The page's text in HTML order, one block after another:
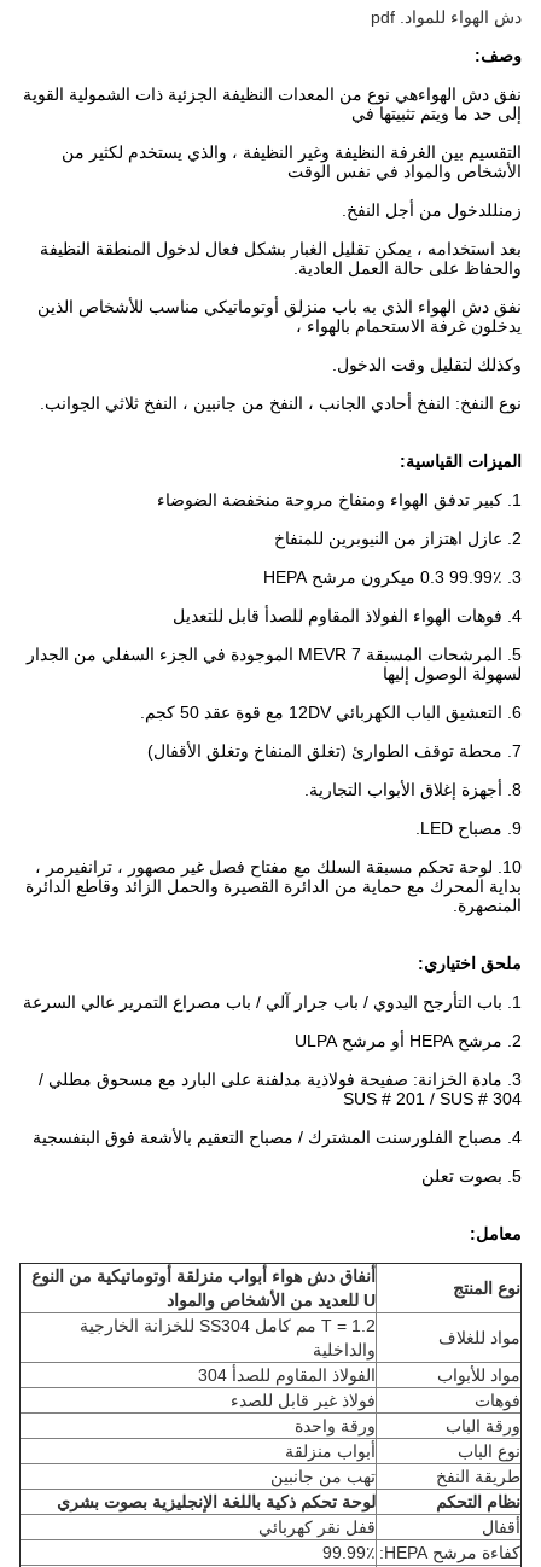
دش الهواء للمواد. pdf
وصف:
نفق دش الهواءهي نوع من المعدات النظيفة الجزئية ذات الشمولية القوية
إلى حد ما ويتم تثبيتها في
التقسيم بين الغرفة النظيفة وغير النظيفة ، والذي يستخدم لكثير من
الأشخاص والمواد في نفس الوقت
زمنللدخول من أجل النفخ.
بعد استخدامه ، يمكن تقليل الغبار بشكل فعال لدخول المنطقة النظيفة
والحفاظ على حالة العمل العادية.
نفق دش الهواء الذي به باب منزلق أوتوماتيكي مناسب للأشخاص الذين
يدخلون غرفة الاستحمام بالهواء ،
وكذلك لتقليل وقت الدخول.
نوع النفخ: النفخ أحادي الجانب ، النفخ من جانبين ، النفخ ثلاثي الجوانب.
الميزات القياسية:
1. كبير تدفق الهواء ومنفاخ مروحة منخفضة الضوضاء
2. عازل اهتزاز من النيوبرين للمنفاخ
3. 99.99٪ 0.3 ميكرون مرشح HEPA
4. فوهات الهواء الفولاذ المقاوم للصدأ قابل للتعديل
5. المرشحات المسبقة MEVR 7 الموجودة في الجزء السفلي من الجدار
لسهولة الوصول إليها
6. التعشيق الباب الكهربائي 12DV مع قوة عقد 50 كجم.
7. محطة توقف الطوارئ (تغلق المنفاخ وتغلق الأقفال)
8. أجهزة إغلاق الأبواب التجارية.
9. مصباح LED.
10. لوحة تحكم مسبقة السلك مع مفتاح فصل غير مصهور ، ترانفيرمر ،
بداية المحرك مع حماية من الدائرة القصيرة والحمل الزائد وقاطع الدائرة
المنصهرة.
ملحق اختياري:
1. باب التأرجح اليدوي / باب جرار آلي / باب مصراع التمرير عالي السرعة
2. مرشح HEPA أو مرشح ULPA
3. مادة الخزانة: صفيحة فولاذية مدلفنة على البارد مع مسحوق مطلي /
SUS # 201 / SUS # 304
4. مصباح الفلورسنت المشترك / مصباح التعقيم بالأشعة فوق البنفسجية
5. بصوت تعلن
معامل:
نوع المنتج
أنفاق دش هواء أبواب منزلقة أوتوماتيكية من النوع
U للعديد من الأشخاص والمواد
مواد للغلاف
T = 1.2 مم كامل SS304 للخزانة الخارجية
والداخلية
مواد للأبواب
الفولاذ المقاوم للصدأ 304
فوهات
فولاذ غير قابل للصدء
ورقة الباب
ورقة واحدة
نوع الباب
أبواب منزلقة
طريقة النفخ
تهب من جانبين
نظام التحكم
لوحة تحكم ذكية باللغة الإنجليزية بصوت بشري
أقفال
قفل نقر كهربائي
كفاءة مرشح HEPA:
99.99٪